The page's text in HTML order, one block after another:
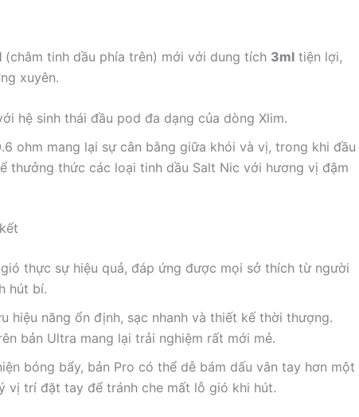
(châm tinh dầu phía trên) mới với dung tích 3ml tiện lợi,
xuyên.
hệ sinh thái đầu pod đa dạng của dòng Xlim.
ohm mang lại sự cân bằng giữa khói và vị, trong khi đầu
thưởng thức các loại tinh dầu Salt Nic với hương vị đậm
thực sự hiệu quả, đáp ứng được mọi sở thích từ người
hút bí.
hiệu năng ổn định, sạc nhanh và thiết kế thời thượng.
bản Ultra mang lại trải nghiệm rất mới mẻ.
bóng bẩy, bản Pro có thể dễ bám dấu vân tay hơn một
vị trí đặt tay để tránh che mất lỗ gió khi hút.